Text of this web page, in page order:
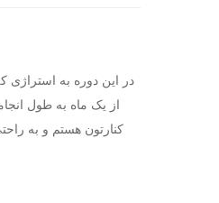
از یک ماه به طول
کنارتون هستم و به